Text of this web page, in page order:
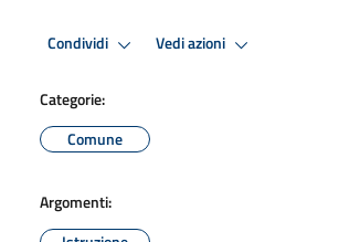
Condividi Vedi azioni
Categorie:
Comune
Argomenti: